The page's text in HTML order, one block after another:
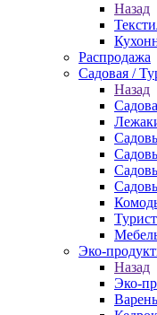
Назад
Распродажа
Садовая /
Назад
Эко-
Назад
Эко-